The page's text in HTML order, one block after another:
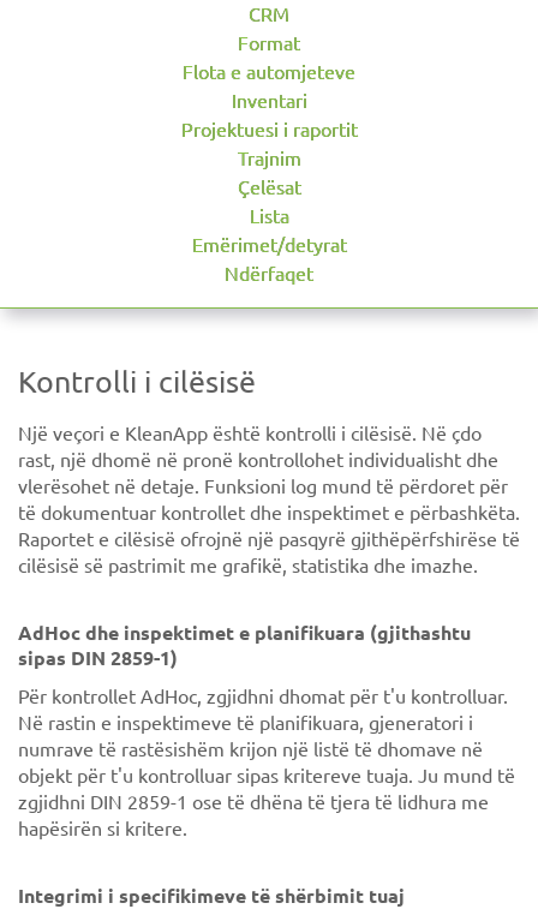
CRM
Format
Flota e automjeteve
Inventari
Projektuesi i raportit
Trajnim
Çelësat
Lista
Emërimet/detyrat
Ndërfaqet
Kontrolli i cilësisë
Një veçori e KleanApp është kontrolli i cilësisë. Në çdo
rast, një dhomë në pronë kontrollohet individualisht dhe
vlerësohet në detaje. Funksioni log mund të përdoret për
të dokumentuar kontrollet dhe inspektimet e përbashkëta.
Raportet e cilësisë ofrojnë një pasqyrë gjithëpërfshirëse të
cilësisë së pastrimit me grafikë, statistika dhe imazhe.
AdHoc dhe inspektimet e planifikuara (gjithashtu
sipas DIN 2859-1)
Për kontrollet AdHoc, zgjidhni dhomat për t'u kontrolluar.
Në rastin e inspektimeve të planifikuara, gjeneratori i
numrave të rastësishëm krijon një listë të dhomave në
objekt për t'u kontrolluar sipas kritereve tuaja. Ju mund të
zgjidhni DIN 2859-1 ose të dhëna të tjera të lidhura me
hapësirën si kritere.
Integrimi i specifikimeve të shërbimit tuaj